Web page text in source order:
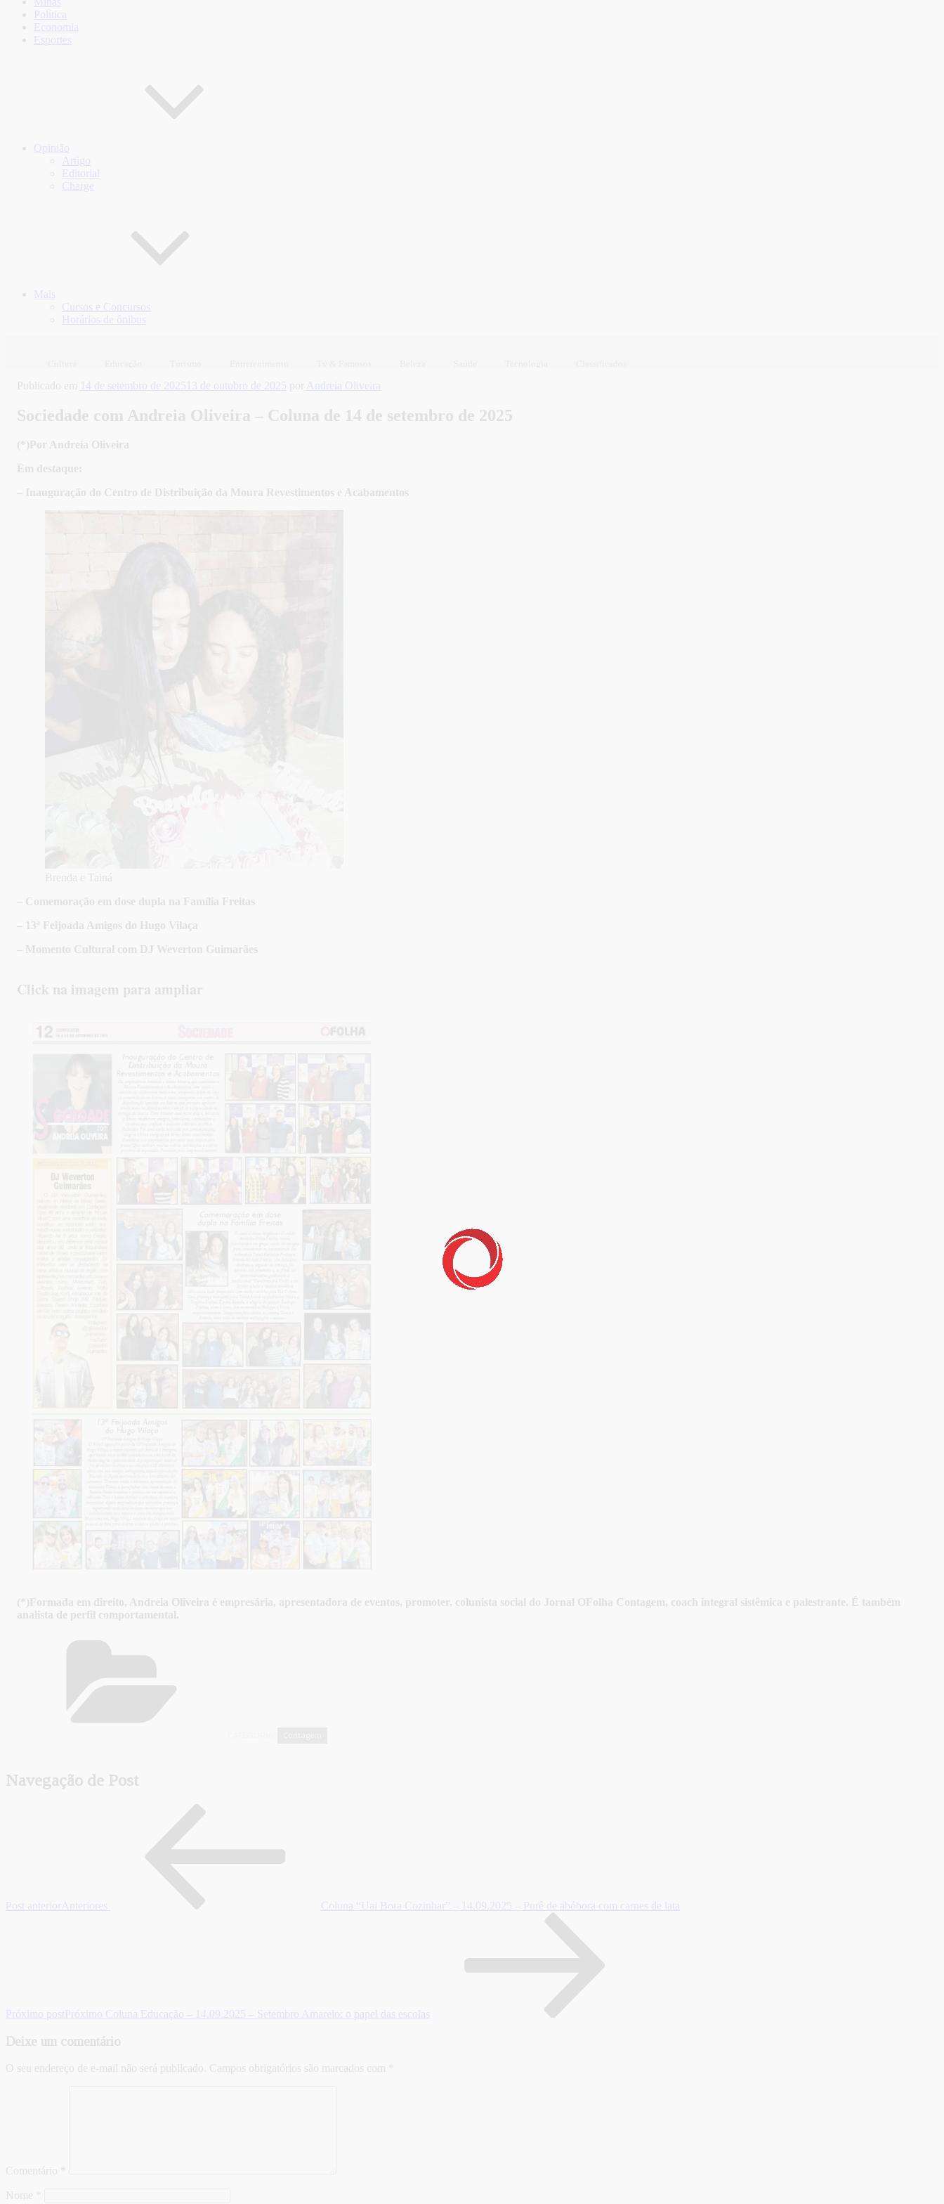
Política
Economia
Esportes
Opinião
Artigo
Editorial
Charge
Mais
Cursos e Concursos
Horários de ônibus
Publicado em 14 de setembro de 2025 13 de outubro de 2025 por Andreia Oliveira
Sociedade com Andreia Oliveira – Coluna de 14 de setembro de 2025
(*)Por Andreia Oliveira
Em destaque:
– Inauguração do Centro de Distribuição da Moura Revestimentos e Acabamentos
Brenda e Tainá
– Comemoração em dose dupla na Família Freitas
– 13ª Feijoada Amigos do Hugo Vilaça
– Momento Cultural com DJ Weverton Guimarães
Click na imagem para ampliar
(*)Formada em direito, Andreia Oliveira é empresária, apresentadora de eventos, promoter, colunista social do Jornal OFolha Contagem, coach integral sistêmica e palestrante. É também
analista de perfil comportamental.
Navegação de Post
Post anterior Anteriores Coluna “Uai Bora Cozinhar” – 14.09.2025 – Purê de abóbora com carnes de lata
Próximo post Próximo Coluna Educação – 14.09.2025 – Setembro Amarelo: o papel das escolas
Deixe um comentário
O seu endereço de e-mail não será publicado. Campos obrigatórios são marcados com
Comentário
Nome